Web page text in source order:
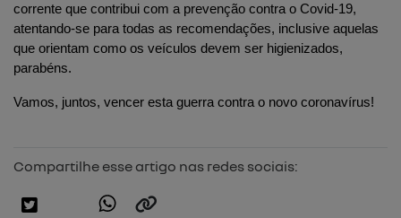
corrente que contribui com a prevenção contra o Covid-19,
atentando-se para todas as recomendações, inclusive aquelas
que orientam como os veículos devem ser higienizados,
parabéns.
Vamos, juntos, vencer esta guerra contra o novo coronavírus!
Compartilhe esse artigo nas redes sociais: